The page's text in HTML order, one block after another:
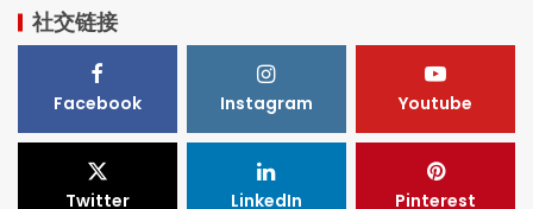
社交链接
Facebook Instagram Youtube
Twitter LinkedIn Pinterest